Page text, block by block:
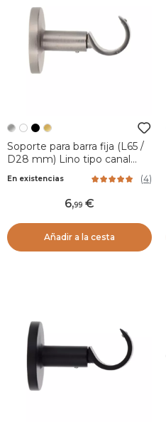
Soporte para barra fija (L65 /
D28 mm) Lino tipo canal
En existencias (4)
6,99
Añadir a la cesta